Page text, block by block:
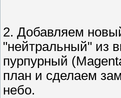
2. Добавляем
"нейтральный" из
пурпурный
план и сделаем
небо.